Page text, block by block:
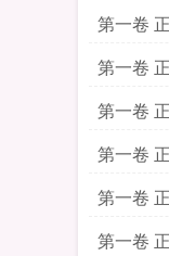
第一卷
第一卷
第一卷
第一卷
第一卷
第一卷